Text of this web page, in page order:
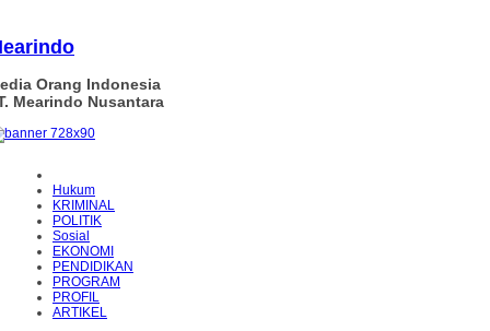
Orang Indonesia
Mearindo Nusantara
Hukum
KRIMINAL
POLITIK
Sosial
EKONOMI
PENDIDIKAN
PROGRAM
PROFIL
ARTIKEL